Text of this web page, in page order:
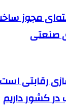
مجوز
صنعتی
کشور داریم